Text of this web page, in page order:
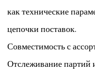
как технические
цепочки поставок.
Совместимость с
Отслеживание партий